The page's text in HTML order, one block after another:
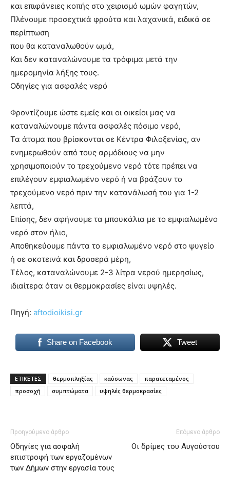
και επιφάνειες κοπής στο χειρισμό ωμών φαγητών,
Πλένουμε προσεχτικά φρούτα και λαχανικά, ειδικά σε
περίπτωση
που θα καταναλωθούν ωμά,
Και δεν καταναλώνουμε τα τρόφιμα μετά την
ημερομηνία λήξης τους.
Οδηγίες για ασφαλές νερό
Φροντίζουμε ώστε εμείς και οι οικείοι μας να
καταναλώνουμε πάντα ασφαλές πόσιμο νερό,
Τα άτομα που βρίσκονται σε Κέντρα Φιλοξενίας, αν
ενημερωθούν από τους αρμόδιους να μην
χρησιμοποιούν το τρεχούμενο νερό τότε πρέπει να
επιλέγουν εμφιαλωμένο νερό ή να βράζουν το
τρεχούμενο νερό πριν την κατανάλωσή του για 1-2
λεπτά,
Επίσης, δεν αφήνουμε τα μπουκάλια με το εμφιαλωμένο
νερό στον ήλιο,
Αποθηκεύουμε πάντα το εμφιαλωμένο νερό στο ψυγείο
ή σε σκοτεινά και δροσερά μέρη,
Τέλος, καταναλώνουμε 2-3 λίτρα νερού ημερησίως,
ιδιαίτερα όταν οι θερμοκρασίες είναι υψηλές.
Πηγή: aftodioikisi.gr
Share on Facebook Tweet
ΕΤΙΚΕΤΕΣ θερμοπληξίας καύσωνας
παρατεταμένος
προσοχή
συμπτώματα υψηλές θερμοκρασίες
Προηγούμενο άρθρο
Οδηγίες για ασφαλή
επιστροφή των εργαζομένων
των Δήμων στην εργασία τους
Επόμενο άρθρο
Οι δρίμες του Αυγούστου